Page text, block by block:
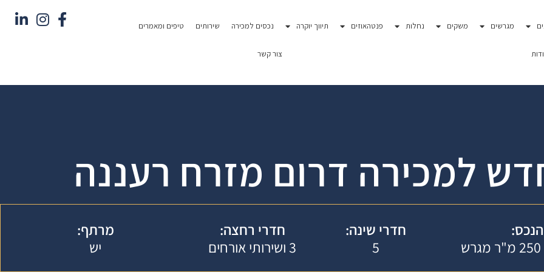
מגרשים משקים נחלות פנטהאוזים תיווך יוקרה נכסים למכירה שירותים טיפים ומאמרים
צור קשר
למכירה דרום מזרח רעננה
חדרי שינה:
5
חדרי רחצה:
3 ושירותי אורחים
מרתף:
יש